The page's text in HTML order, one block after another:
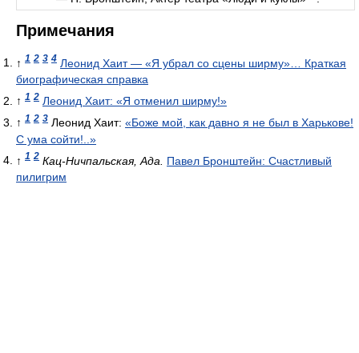
Примечания
↑ 1 2 3 4 Леонид Хаит — «Я убрал со сцены ширму»… Краткая
биографическая справка
↑ 1 2 Леонид Хаит: «Я отменил ширму!»
↑ 1 2 3 Леонид Хаит: «Боже мой, как давно я не был в Харькове!
С ума сойти!..»
↑ 1 2 Кац-Ничпальская, Ада.
Павел Бронштейн: Счастливый
пилигрим